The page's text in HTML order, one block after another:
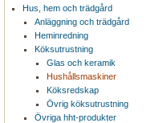
Hus, hem och trädgård
Anläggning och trädgård
Heminredning
Köksutrustning
Glas och keramik
Hushållsmaskiner
Köksredskap
Övrig köksutrustning
Övriga hht-produkter